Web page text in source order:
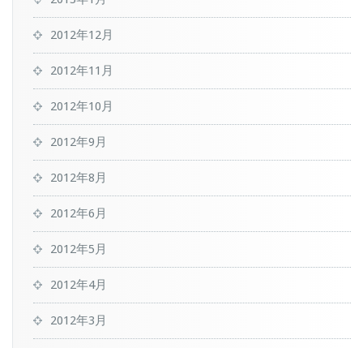
2012年12月
2012年11月
2012年10月
2012年9月
2012年8月
2012年6月
2012年5月
2012年4月
2012年3月